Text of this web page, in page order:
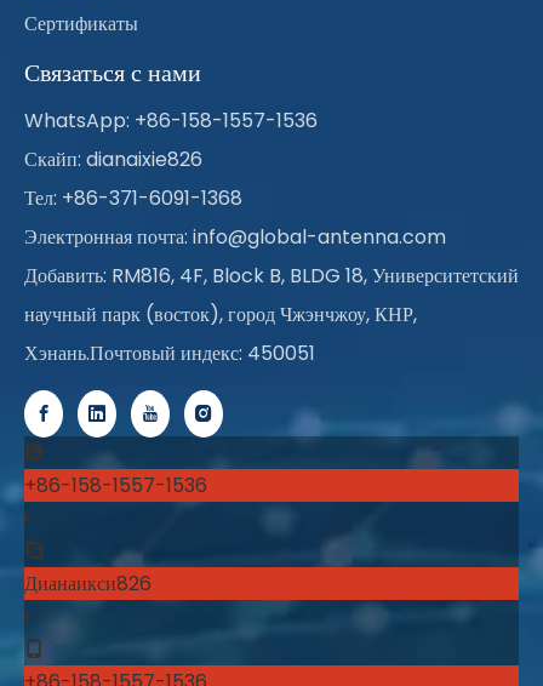
Сертификаты
Связаться с нами
WhatsApp: +86-158-1557-1536
Скайп: dianaixie826
Тел: +86-371-6091-1368
Электронная почта: info@global-antenna.com
Добавить: RM816, 4F, Block B, BLDG 18, Университетский
научный парк (восток), город Чжэнчжоу, КНР,
Хэнань.Почтовый индекс: 450051
+86-158-1557-1536
Дианаикси826